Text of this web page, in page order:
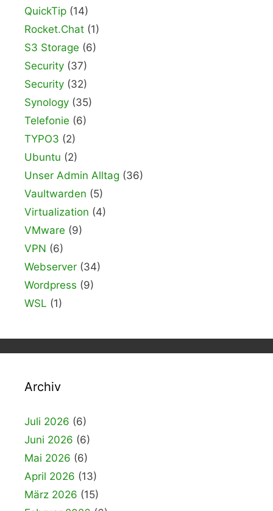
QuickTip (14)
Rocket.Chat (1)
S3 Storage (6)
Security (37)
Security (32)
Synology (35)
Telefonie (6)
TYPO3 (2)
Ubuntu (2)
Unser Admin Alltag (36)
Vaultwarden (5)
Virtualization (4)
VMware (9)
VPN (6)
Webserver (34)
Wordpress (9)
WSL (1)
Archiv
Juli 2026 (6)
Juni 2026 (6)
Mai 2026 (6)
April 2026 (13)
März 2026 (15)